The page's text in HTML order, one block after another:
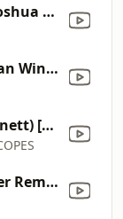
Bring Us Back (feat. Joshua Ziggy) [Arty Violin Remix]
Toca Me (feat. Elly) [Dan Winter Radio Edit]
Nah (feat. Sinead Harnett) [KREAM Remix]
Lie I Tell Myself (Elemer Remix)